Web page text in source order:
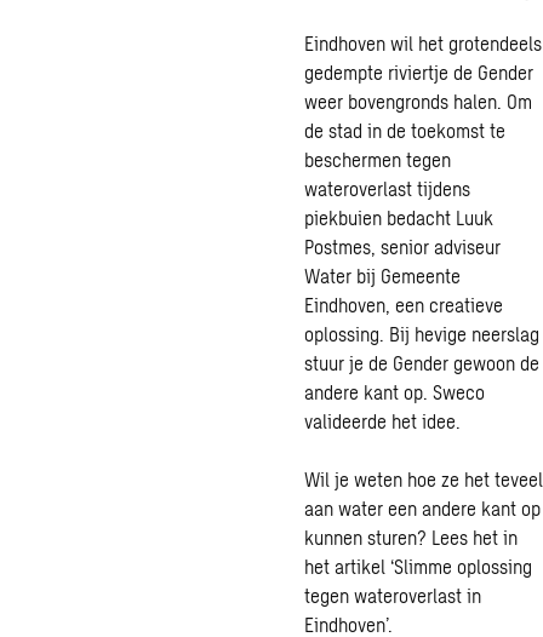
Eindhoven wil het grotendeels
gedempte riviertje de Gender
weer bovengronds halen. Om
de stad in de toekomst te
beschermen tegen
wateroverlast tijdens
piekbuien bedacht Luuk
Postmes, senior adviseur
Water bij Gemeente
Eindhoven, een creatieve
oplossing. Bij hevige neerslag
stuur je de Gender gewoon de
andere kant op. Sweco
valideerde het idee.
Wil je weten hoe ze het teveel
aan water een andere kant op
kunnen sturen? Lees het in
het artikel ‘Slimme oplossing
tegen wateroverlast in
Eindhoven’.